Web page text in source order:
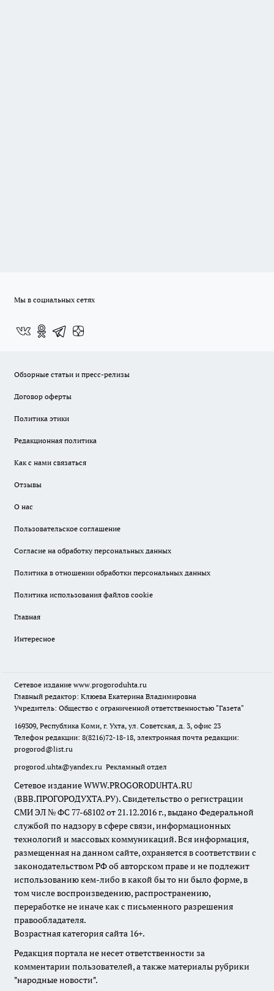
Мы в социальных сетях
Обзорные статьи и пресс-релизы
Договор оферты
Политика этики
Редакционная политика
Как с нами связаться
Отзывы
О нас
Пользовательское соглашение
Согласие на обработку персональных данных
Политика в отношении обработки персональных данных
Политика использования файлов cookie
Главная
Интересное
Сетевое издание www.progoroduhta.ru
Главный редактор: Клюева Екатерина Владимировна
Учредитель: Общество с ограниченной ответственностью "Газета"
169309, Республика Коми, г. Ухта, ул. Советская, д. 3, офис 23
Телефон редакции: 8(8216)72-18-18, электронная почта редакции:
progorod@list.ru
progorod.uhta@yandex.ru Рекламный отдел
Сетевое издание WWW.PROGORODUHTA.RU
(ВВВ.ПРОГОРОДУХТА.РУ). Свидетельство о регистрации
СМИ ЭЛ № ФС 77-68102 от 21.12.2016 г., выдано Федеральной
службой по надзору в сфере связи, информационных
технологий и массовых коммуникаций. Вся информация,
размещенная на данном сайте, охраняется в соответствии с
законодательством РФ об авторском праве и не подлежит
использованию кем-либо в какой бы то ни было форме, в
том числе воспроизведению, распространению,
переработке не иначе как с письменного разрешения
правообладателя.
Возрастная категория сайта 16+.
Редакция портала не несет ответственности за
комментарии пользователей, а также материалы рубрики
"народные новости".